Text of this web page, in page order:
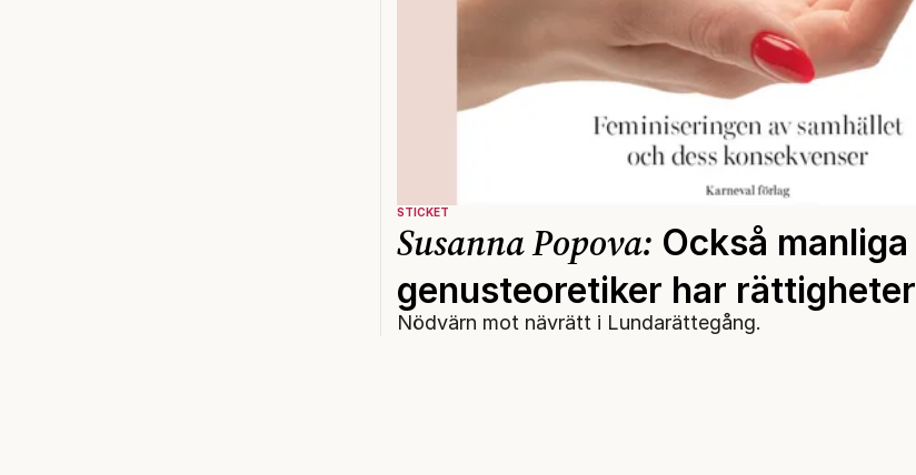
STICKET
Susanna Popova: Också manliga
genusteoretiker har rättigheter
Nödvärn mot nävrätt i Lundarättegång.